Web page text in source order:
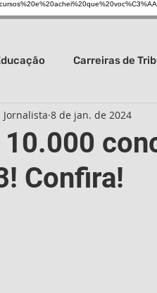
Carreiras de
Carreira da Saúde
Guarda Civil
Confira!
8 de jan. de 2024